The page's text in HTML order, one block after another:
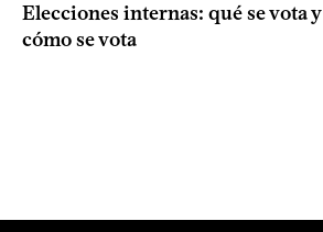
Elecciones internas: qué se vota y
cómo se vota